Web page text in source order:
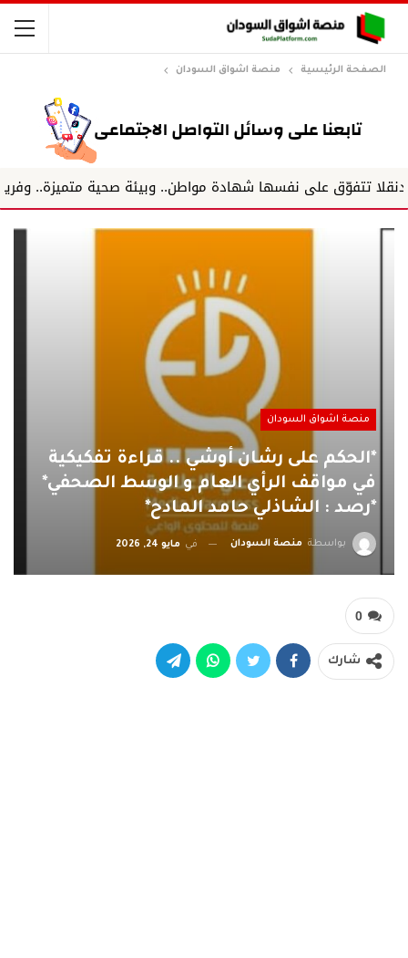
الصفحة الرئيسية منصة اشواق السودان
نفسها شهادة مواطن.. وبيئة صحية متميزة.. وفريق يعمل
منصة اشواق السودان
*الحكم على رشان أوشي .. قراءة تفكيكية
في مواقف الرأي العام و الوسط الصحفي*
*رصد : الشاذلي حامد المادح*
بواسطة منصة السودان في مايو 24, 2026
0
شارك